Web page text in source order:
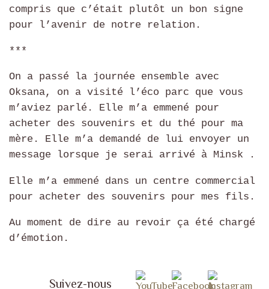
compris que c’était plutôt un bon signe
pour l’avenir de notre relation.
***
On a passé la journée ensemble avec
Oksana, on a visité l’éco parc que vous
m’aviez parlé. Elle m’a emmené pour
acheter des souvenirs et du thé pour ma
mère. Elle m’a demandé de lui envoyer un
message lorsque je serai arrivé à Minsk .
Elle m’a emmené dans un centre commercial
pour acheter des souvenirs pour mes fils.
Au moment de dire au revoir ça été chargé
d’émotion.
Suivez-nous